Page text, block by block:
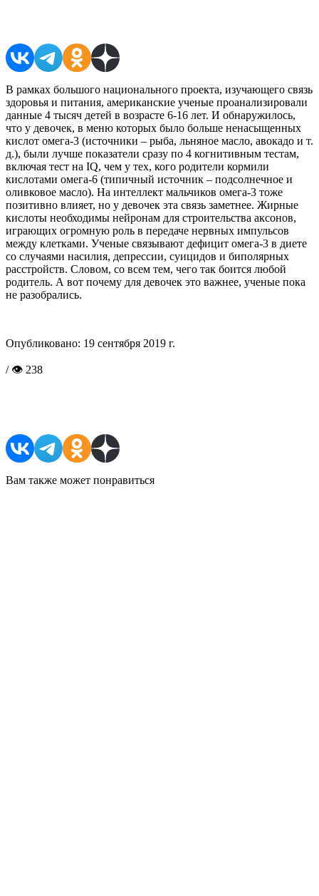
В рамках большого национального проекта, изучающего связь
здоровья и питания, американские ученые проанализировали
данные 4 тысяч детей в возрасте 6-16 лет. И обнаружилось,
что у девочек, в меню которых было больше ненасыщенных
кислот омега-3 (источники – рыба, льняное масло, авокадо и т.
д.), были лучше показатели сразу по 4 когнитивным тестам,
включая тест на IQ, чем у тех, кого родители кормили
кислотами омега-6 (типичный источник – подсолнечное и
оливковое масло). На интеллект мальчиков омега-3 тоже
позитивно влияет, но у девочек эта связь заметнее. Жирные
кислоты необходимы нейронам для строительства аксонов,
играющих огромную роль в передаче нервных импульсов
между клетками. Ученые связывают дефицит омега-3 в диете
со случаями насилия, депрессии, суицидов и биполярных
расстройств. Словом, со всем тем, чего так боится любой
родитель. А вот почему для девочек это важнее, ученые пока
не разобрались.
Опубликовано: 19 сентября 2019 г.
/ 👁 238
Вам также может понравиться